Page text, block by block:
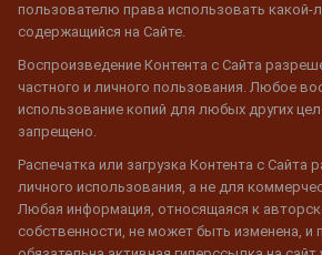
пользователю права использовать какой-
содержащийся на Сайте.
Воспроизведение Контента с Сайта
частного и личного пользования. Любое
использование копий для любых других
запрещено.
Распечатка или загрузка Контента с Сайта
личного использования, а не для
Любая информация, относящаяся к
собственности, не может быть изменена, и